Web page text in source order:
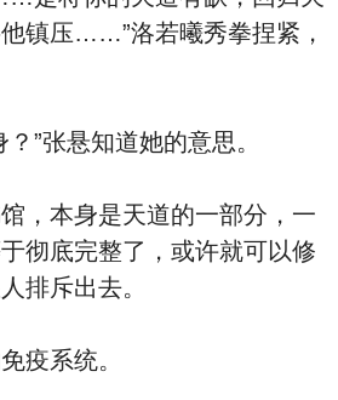
镇压……”洛若曦秀拳捏紧，
”张悬知道她的意思。
本身是天道的一部分，一
彻底完整了，或许就可以修
排斥出去。
系统。